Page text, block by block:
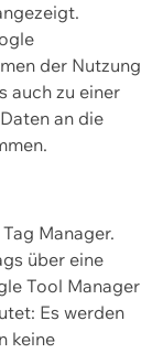
der Nutzung
auch zu einer
an die
Manager.
über eine
Tool Manager
Es werden
keine